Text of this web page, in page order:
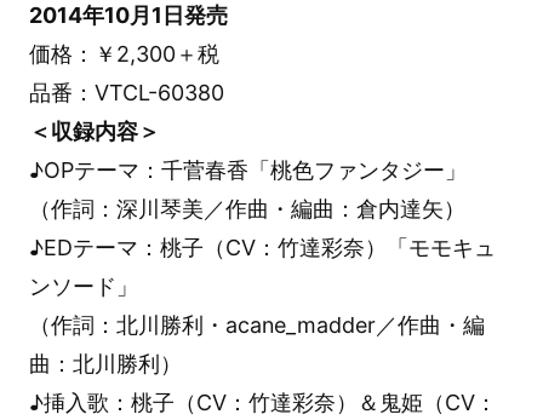
2014年10月1日発売
価格：￥2,300＋税
品番：VTCL-60380
＜収録内容＞
♪OPテーマ：千菅春香「桃色ファンタジー」
（作詞：深川琴美／作曲・編曲：倉内達矢）
♪EDテーマ：桃子（CV：竹達彩奈）「モモキュ
ンソード」
（作詞：北川勝利・acane_madder／作曲・編
曲：北川勝利）
♪挿入歌：桃子（CV：竹達彩奈）＆鬼姫（CV：